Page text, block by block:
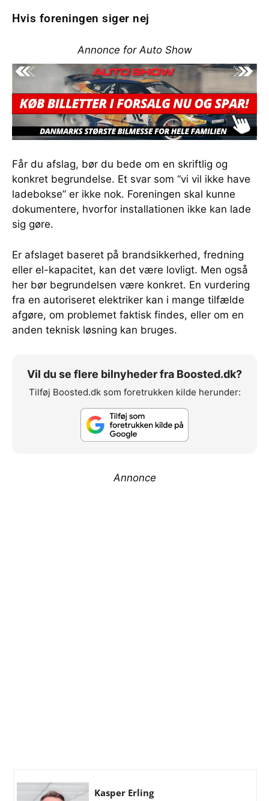
Hvis foreningen siger nej
Annonce for Auto Show
Får du afslag, bør du bede om en skriftlig og
konkret begrundelse. Et svar som “vi vil ikke have
ladebokse” er ikke nok. Foreningen skal kunne
dokumentere, hvorfor installationen ikke kan lade
sig gøre.
Er afslaget baseret på brandsikkerhed, fredning
eller el-kapacitet, kan det være lovligt. Men også
her bør begrundelsen være konkret. En vurdering
fra en autoriseret elektriker kan i mange tilfælde
afgøre, om problemet faktisk findes, eller om en
anden teknisk løsning kan bruges.
Vil du se flere bilnyheder fra Boosted.dk?
Tilføj Boosted.dk som foretrukken kilde herunder:
Annonce
Kasper Erling